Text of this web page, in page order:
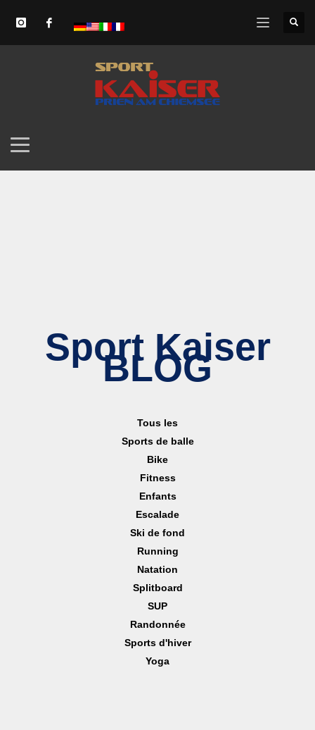
Sport Kaiser
BLOG
Tous les
Sports de balle
Bike
Fitness
Enfants
Escalade
Ski de fond
Running
Natation
Splitboard
SUP
Randonnée
Sports d'hiver
Yoga